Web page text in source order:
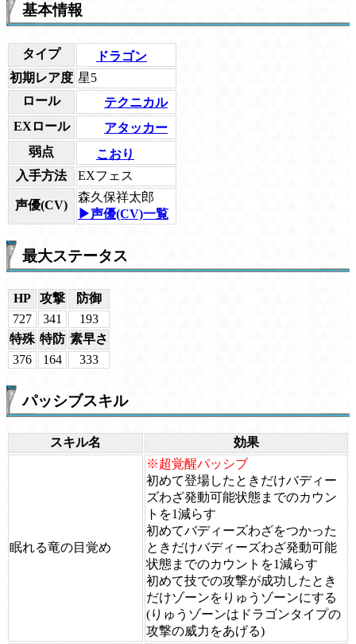
基本情報
タイプ
ドラゴン
初期レア度 星5
ロール
テクニカル
EXロール
アタッカー
弱点
こおり
入手方法
EXフェス
声優(CV)
森久保祥太郎
▶声優(CV)一覧
最大ステータス
HP 攻撃
防御
727
341
193
特殊 特防 素早さ
376
164 333
パッシブスキル
スキル名 効果
眠れる竜の目覚め
※超覚醒パッシブ
初めて登場したときだけバディー
ズわざ発動可能状態までのカウン
トを1減らす
初めてバディーズわざをつかった
ときだけバディーズわざ発動可能
状態までのカウントを1減らす
初めて技での攻撃が成功したとき
だけゾーンをりゅうゾーンにする
(りゅうゾーンはドラゴンタイプの
攻撃の威力をあげる)